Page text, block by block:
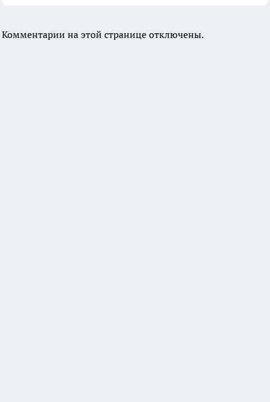
Комментарии на этой странице отключены.